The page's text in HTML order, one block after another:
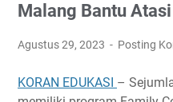
Malang Bantu
Agustus 29, 2023 Posting
KORAN EDUKASI –